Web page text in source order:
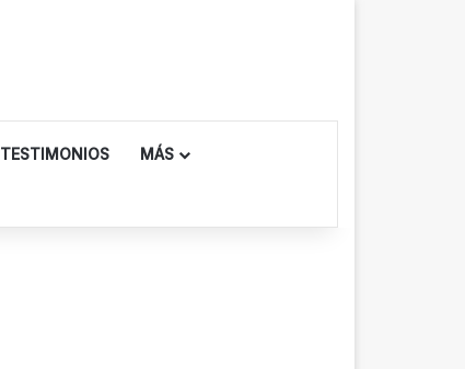
TESTIMONIOS MÁS